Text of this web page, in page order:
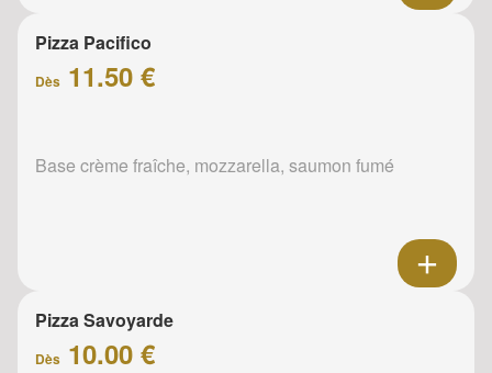
Pizza Pacifico
Dès 11.50 €
Base crème fraîche, mozzarella, saumon fumé
Pizza Savoyarde
Dès 10.00 €